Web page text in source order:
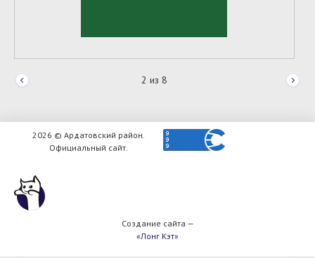
2 из 8
2026 © Ардатовский район.
Официальный сайт.
Создание сайта —
«Лонг Кэт»